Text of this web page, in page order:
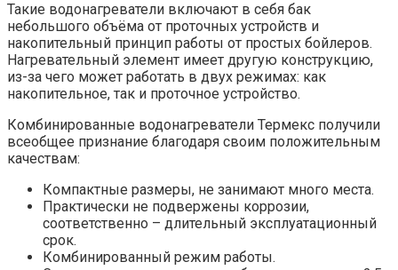
Такие водонагреватели включают в себя бак
небольшого объёма от проточных устройств и
накопительный принцип работы от простых бойлеров.
Нагревательный элемент имеет другую конструкцию,
из-за чего может работать в двух режимах: как
накопительное, так и проточное устройство.
Комбинированные водонагреватели Термекс получили
всеобщее признание благодаря своим положительным
качествам:
Компактные размеры, не занимают много места.
Практически не подвержены коррозии,
соответственно – длительный эксплуатационный
срок.
Комбинированный режим работы.